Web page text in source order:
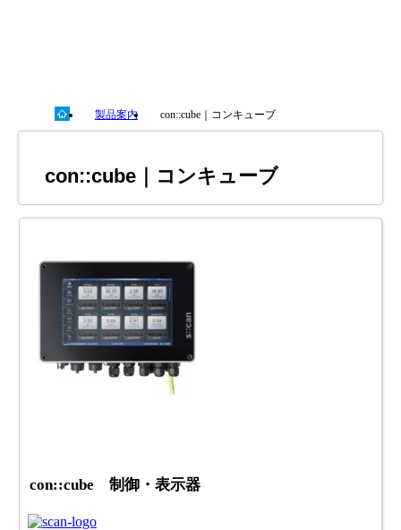
製品案内 con::cube｜コンキューブ
con::cube｜コンキューブ
con::cube 制御・表示器